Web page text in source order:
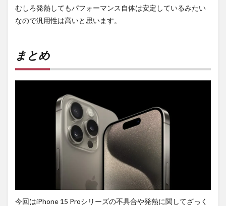
むしろ発熱してもパフォーマンス自体は安定しているみたい
なので汎用性は高いと思います。
まとめ
今回はiPhone 15 Proシリーズの不具合や発熱に関してざっく